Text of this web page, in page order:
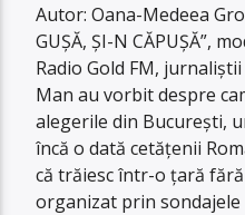
Autor: Oana-Medeea
GUȘĂ, ȘI-N CĂPUȘĂ”,
Radio Gold FM,
Man au vorbit despre
alegerile din București,
încă o dată cetățenii
că trăiesc într-o țară
organizat prin